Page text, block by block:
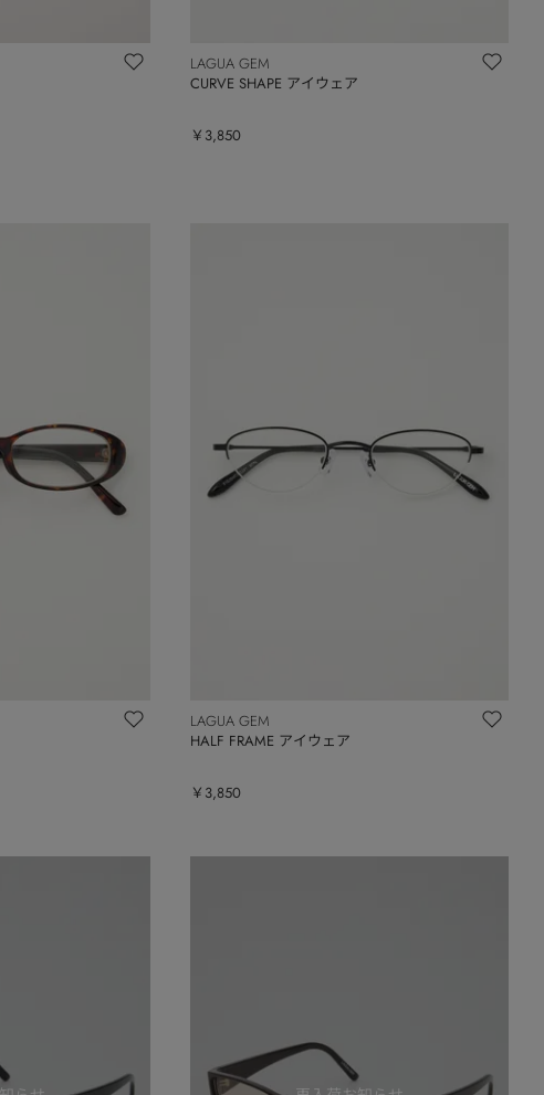
LAGUA GEM
CURVE SHAPE アイウェア
￥3,850
LAGUA GEM
HALF FRAME アイウェア
￥3,850